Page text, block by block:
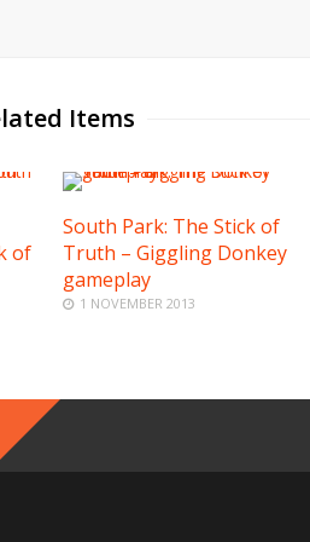
Items
of
South Park: The Stick of
Truth – Giggling Donkey
gameplay
1 NOVEMBER 2013